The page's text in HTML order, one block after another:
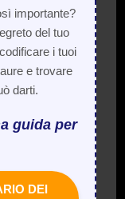
importante?
del tuo
i tuoi
e trovare
darti.
guida per
DEI